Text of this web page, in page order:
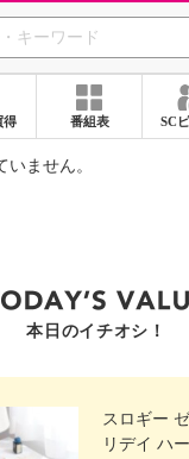
SHOP
得 番組表 SC
ません。
本日のイチオシ！
スロギー
リデイ ハ